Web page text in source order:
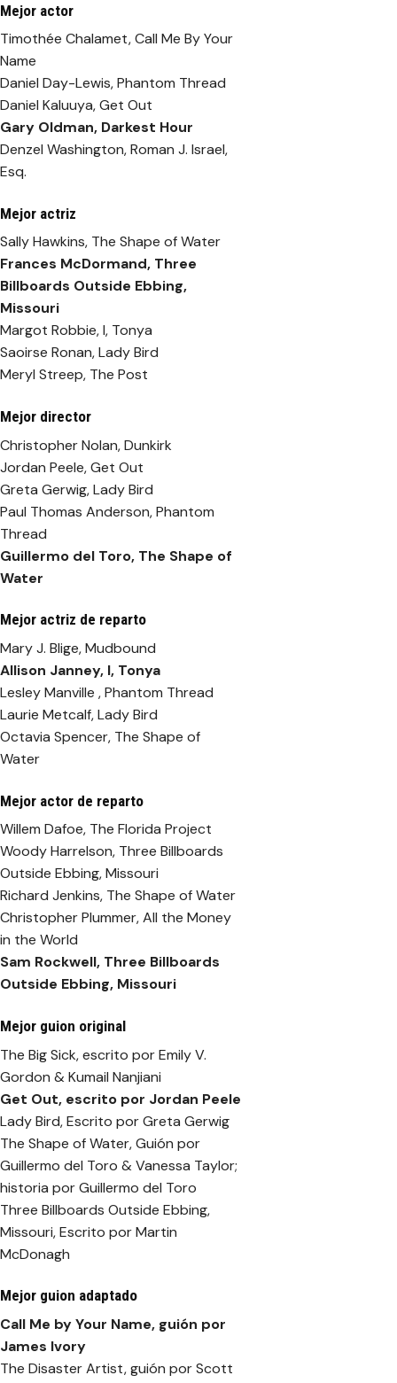
Mejor actor
Timothée Chalamet, Call Me By Your
Name
Daniel Day-Lewis, Phantom Thread
Daniel Kaluuya, Get Out
Gary Oldman, Darkest Hour
Denzel Washington, Roman J. Israel,
Esq.
Mejor actriz
Sally Hawkins, The Shape of Water
Frances McDormand, Three
Billboards Outside Ebbing,
Missouri
Margot Robbie, I, Tonya
Saoirse Ronan, Lady Bird
Meryl Streep, The Post
Mejor director
Christopher Nolan, Dunkirk
Jordan Peele, Get Out
Greta Gerwig, Lady Bird
Paul Thomas Anderson, Phantom
Thread
Guillermo del Toro, The Shape of
Water
Mejor actriz de reparto
Mary J. Blige, Mudbound
Allison Janney, I, Tonya
Lesley Manville , Phantom Thread
Laurie Metcalf, Lady Bird
Octavia Spencer, The Shape of
Water
Mejor actor de reparto
Willem Dafoe, The Florida Project
Woody Harrelson, Three Billboards
Outside Ebbing, Missouri
Richard Jenkins, The Shape of Water
Christopher Plummer, All the Money
in the World
Sam Rockwell, Three Billboards
Outside Ebbing, Missouri
Mejor guion original
The Big Sick, escrito por Emily V.
Gordon & Kumail Nanjiani
Get Out, escrito por Jordan Peele
Lady Bird, Escrito por Greta Gerwig
The Shape of Water, Guión por
Guillermo del Toro & Vanessa Taylor;
historia por Guillermo del Toro
Three Billboards Outside Ebbing,
Missouri, Escrito por Martin
McDonagh
Mejor guion adaptado
Call Me by Your Name, guión por
James Ivory
The Disaster Artist, guión por Scott